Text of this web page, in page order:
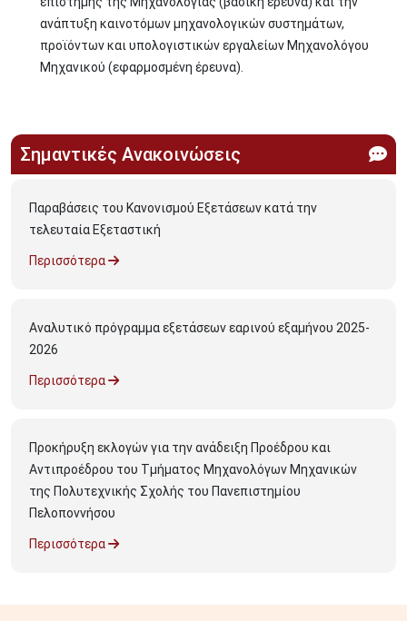
ανάπτυξη καινοτόμων μηχανολογικών συστημάτων,
προϊόντων και υπολογιστικών εργαλείων Μηχανολόγου
Μηχανικού (εφαρμοσμένη έρευνα).
Σημαντικές Ανακοινώσεις
Παραβάσεις του Κανονισμού Εξετάσεων κατά την
τελευταία Εξεταστική
Περισσότερα
Αναλυτικό πρόγραμμα εξετάσεων εαρινού εξαμήνου 2025-
2026
Περισσότερα
Προκήρυξη εκλογών για την ανάδειξη Προέδρου και
Αντιπροέδρου του Τμήματος Μηχανολόγων Μηχανικών
της Πολυτεχνικής Σχολής του Πανεπιστημίου
Πελοποννήσου
Περισσότερα